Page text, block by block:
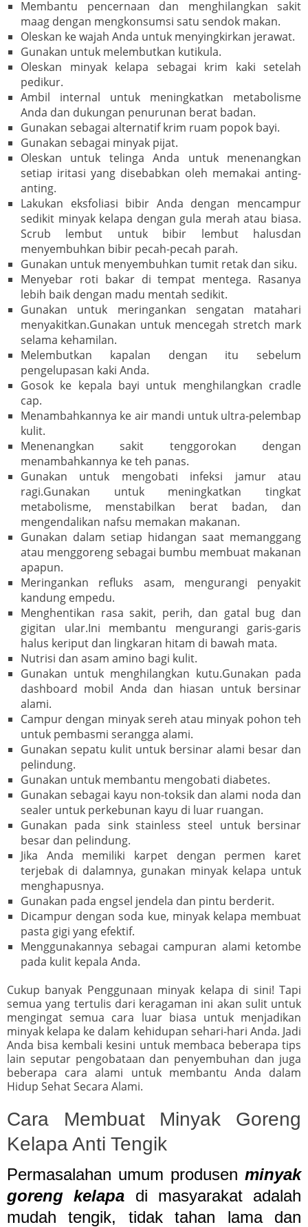
Membantu pencernaan dan menghilangkan sakit
maag dengan mengkonsumsi satu sendok makan.
Oleskan ke wajah Anda untuk menyingkirkan jerawat.
Gunakan untuk melembutkan kutikula.
Oleskan minyak kelapa sebagai krim kaki setelah
pedikur.
Ambil internal untuk meningkatkan metabolisme
Anda dan dukungan penurunan berat badan.
Gunakan sebagai alternatif krim ruam popok bayi.
Gunakan sebagai minyak pijat.
Oleskan untuk telinga Anda untuk menenangkan
setiap iritasi yang disebabkan oleh memakai anting-
anting.
Lakukan eksfoliasi bibir Anda dengan mencampur
sedikit minyak kelapa dengan gula merah atau biasa.
Scrub lembut untuk bibir lembut halusdan
menyembuhkan bibir pecah-pecah parah.
Gunakan untuk menyembuhkan tumit retak dan siku.
Menyebar roti bakar di tempat mentega. Rasanya
lebih baik dengan madu mentah sedikit.
Gunakan untuk meringankan sengatan matahari
menyakitkan.Gunakan untuk mencegah stretch mark
selama kehamilan.
Melembutkan kapalan dengan itu sebelum
pengelupasan kaki Anda.
Gosok ke kepala bayi untuk menghilangkan cradle
cap.
Menambahkannya ke air mandi untuk ultra-pelembap
kulit.
Menenangkan sakit tenggorokan dengan
menambahkannya ke teh panas.
Gunakan untuk mengobati infeksi jamur atau
ragi.Gunakan untuk meningkatkan tingkat
metabolisme, menstabilkan berat badan, dan
mengendalikan nafsu memakan makanan.
Gunakan dalam setiap hidangan saat memanggang
atau menggoreng sebagai bumbu membuat makanan
apapun.
Meringankan refluks asam, mengurangi penyakit
kandung empedu.
Menghentikan rasa sakit, perih, dan gatal bug dan
gigitan ular.Ini membantu mengurangi garis-garis
halus keriput dan lingkaran hitam di bawah mata.
Nutrisi dan asam amino bagi kulit.
Gunakan untuk menghilangkan kutu.Gunakan pada
dashboard mobil Anda dan hiasan untuk bersinar
alami.
Campur dengan minyak sereh atau minyak pohon teh
untuk pembasmi serangga alami.
Gunakan sepatu kulit untuk bersinar alami besar dan
pelindung.
Gunakan untuk membantu mengobati diabetes.
Gunakan sebagai kayu non-toksik dan alami noda dan
sealer untuk perkebunan kayu di luar ruangan.
Gunakan pada sink stainless steel untuk bersinar
besar dan pelindung.
Jika Anda memiliki karpet dengan permen karet
terjebak di dalamnya, gunakan minyak kelapa untuk
menghapusnya.
Gunakan pada engsel jendela dan pintu berderit.
Dicampur dengan soda kue, minyak kelapa membuat
pasta gigi yang efektif.
Menggunakannya sebagai campuran alami ketombe
pada kulit kepala Anda.
Cukup banyak Penggunaan minyak kelapa di sini! Tapi
semua yang tertulis dari keragaman ini akan sulit untuk
mengingat semua cara luar biasa untuk menjadikan
minyak kelapa ke dalam kehidupan sehari-hari Anda. Jadi
Anda bisa kembali kesini untuk membaca beberapa tips
lain seputar pengobataan dan penyembuhan dan juga
beberapa cara alami untuk membantu Anda dalam
Hidup Sehat Secara Alami.
Cara Membuat Minyak Goreng
Kelapa Anti Tengik
Permasalahan umum produsen minyak
goreng kelapa di masyarakat adalah
mudah tengik, tidak tahan lama dan